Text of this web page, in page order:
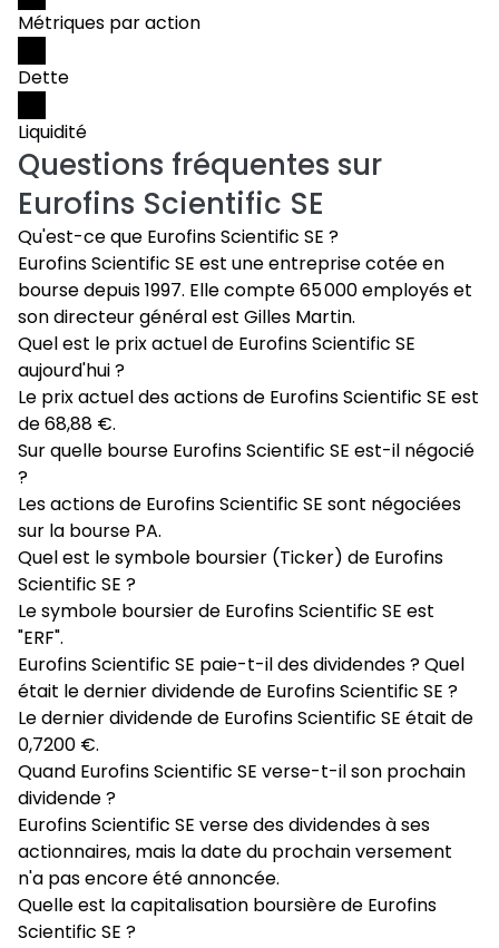
Métriques par action
Dette
Liquidité
Questions fréquentes sur
Eurofins Scientific SE
Qu'est-ce que Eurofins Scientific SE ?
Eurofins Scientific SE est une entreprise cotée en
bourse depuis 1997. Elle compte 65 000 employés et
son directeur général est Gilles Martin.
Quel est le prix actuel de Eurofins Scientific SE
aujourd'hui ?
Le prix actuel des actions de Eurofins Scientific SE est
de 68,88 €.
Sur quelle bourse Eurofins Scientific SE est-il négocié
?
Les actions de Eurofins Scientific SE sont négociées
sur la bourse PA.
Quel est le symbole boursier (Ticker) de Eurofins
Scientific SE ?
Le symbole boursier de Eurofins Scientific SE est
"ERF".
Eurofins Scientific SE paie-t-il des dividendes ? Quel
était le dernier dividende de Eurofins Scientific SE ?
Le dernier dividende de Eurofins Scientific SE était de
0,7200 €.
Quand Eurofins Scientific SE verse-t-il son prochain
dividende ?
Eurofins Scientific SE verse des dividendes à ses
actionnaires, mais la date du prochain versement
n'a pas encore été annoncée.
Quelle est la capitalisation boursière de Eurofins
Scientific SE ?